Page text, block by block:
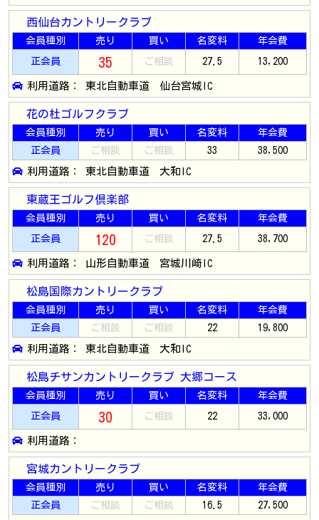
西仙台カントリークラブ
会員種別 売り 買い 名変料 年会費
正会員 35 ご相談 27.5 13,200
利用道路： 東北自動車道 仙台宮城IC
花の杜ゴルフクラブ
会員種別 売り 買い 名変料
年会費
正会員
ご相談 ご相談 33 38,500
利用道路： 東北自動車道 大和IC
東蔵王ゴルフ倶楽部
会員種別 売り 買い 名変料 年会費
正会員 120 ご相談 27.5 38,700
利用道路： 山形自動車道 宮城川崎IC
松島国際カントリークラブ
会員種別 売り 買い 名変料
年会費
正会員
ご相談 ご相談 22 19,800
利用道路： 東北自動車道 大和IC
松島チサンカントリークラブ 大郷コース
会員種別 売り 買い 名変料 年会費
正会員 30 ご相談 22 33,000
利用道路：
宮城カントリークラブ
会員種別 売り 買い 名変料
年会費
正会員
ご相談 ご相談 16.5 27,500